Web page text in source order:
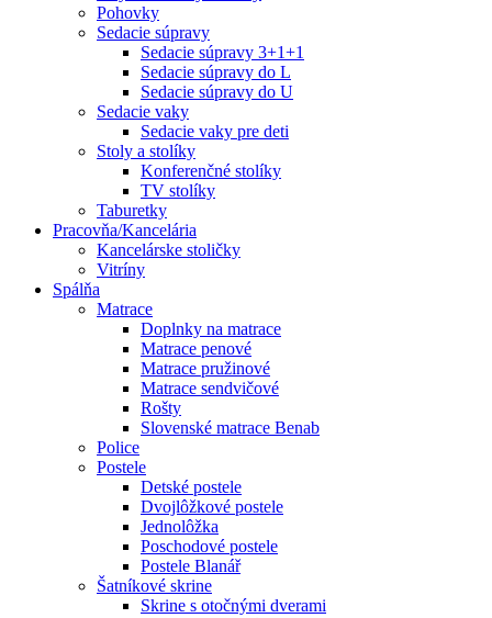
Pohovky
Sedacie súpravy
Sedacie súpravy 3+1+1
Sedacie súpravy do L
Sedacie súpravy do U
Sedacie vaky
Sedacie vaky pre deti
Stoly a stolíky
Konferenčné stolíky
TV stolíky
Taburetky
Pracovňa/Kancelária
Kancelárske stoličky
Vitríny
Spálňa
Matrace
Doplnky na matrace
Matrace penové
Matrace pružinové
Matrace sendvičové
Rošty
Slovenské matrace Benab
Police
Postele
Detské postele
Dvojlôžkové postele
Jednolôžka
Poschodové postele
Postele Blanář
Šatníkové skrine
Skrine s otočnými dverami